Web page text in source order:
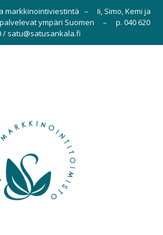
markkinointiviestintä – Ii, Simo, Kemi ja
ympäri Suomen – p. 040 620
/ satu@satusankala.fi